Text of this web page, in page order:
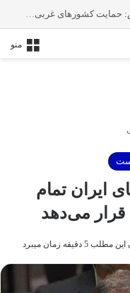
منو
ایران تمام
می‌دهد
5 دقیقه زمان میبرد